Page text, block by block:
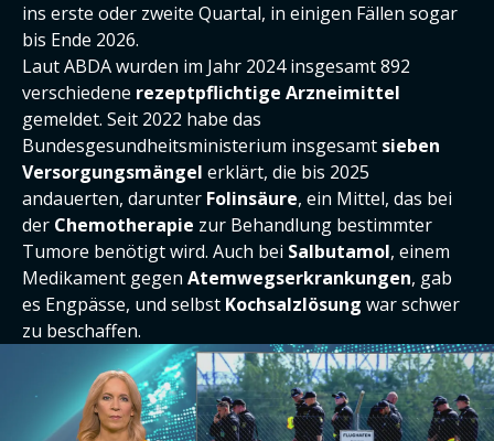
ins erste oder zweite Quartal, in einigen Fällen sogar
bis Ende 2026.
Laut ABDA wurden im Jahr 2024 insgesamt 892
verschiedene rezeptpflichtige Arzneimittel
gemeldet. Seit 2022 habe das
Bundesgesundheitsministerium insgesamt sieben
Versorgungsmängel erklärt, die bis 2025
andauerten, darunter Folinsäure, ein Mittel, das bei
der Chemotherapie zur Behandlung bestimmter
Tumore benötigt wird. Auch bei Salbutamol, einem
Medikament gegen Atemwegserkrankungen, gab
es Engpässe, und selbst Kochsalzlösung war schwer
zu beschaffen.